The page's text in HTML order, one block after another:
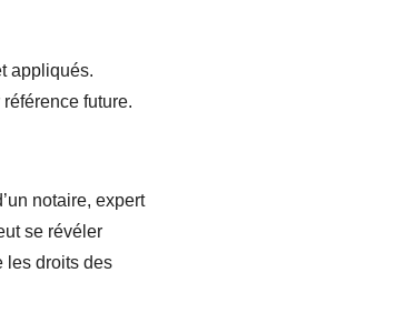
appliqués.
future.
notaire, expert
se révéler
les droits des